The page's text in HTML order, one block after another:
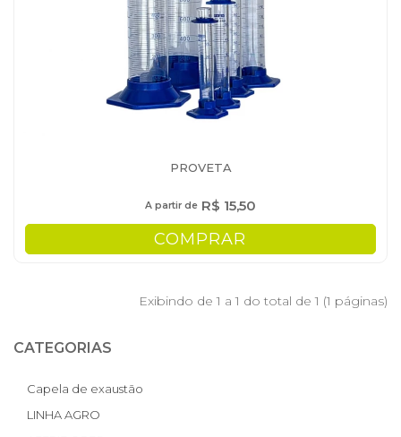
CATEGORIAS
Capela de exaustão
LINHA AGRO
PROVETA
A partir de R$ 15,50
COMPRAR
Exibindo de 1 a 1 do total de 1 (1 páginas)